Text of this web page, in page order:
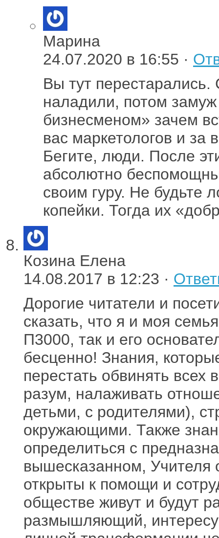
Марина
24.07.2020 в 16:55 ·
Вы тут
наладили, потом
бизнесменом» зачем
вас маркетологов и за
Бегите, люди. После
абсолютно
своим гуру. Не будьте
копейки. Тогда их
Козина Елена
14.08.2017 в 12:23 ·
Дорогие читатели и
сказать, что я и моя
П3000, так и его
бесценно! Знания,
перестать обвинять всех
разум, налаживать
детьми, с родителями),
окружающими. Также
определиться с
вышесказанном, Учителя
открыты к помощи и
обществе живут и будут
размышляющий,